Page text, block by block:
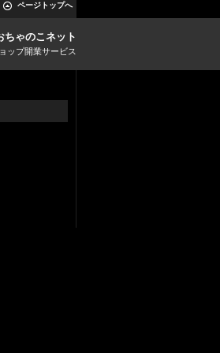
ページトップへ
ちゃのこネット
ップ開業サービス